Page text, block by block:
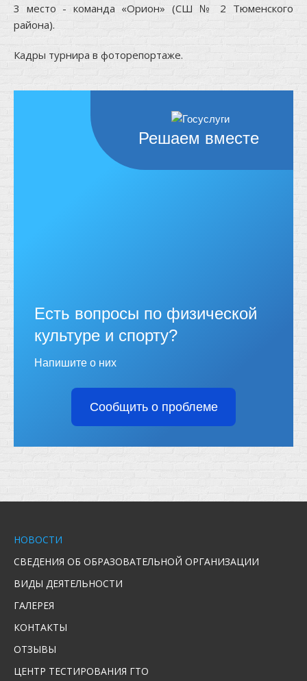
3 место - команда «Орион» (СШ № 2 Тюменского
района).
Кадры турнира в фоторепортаже.
Решаем вместе
Есть вопросы по физической
культуре и спорту?
Напишите о них
Сообщить о проблеме
НОВОСТИ
СВЕДЕНИЯ ОБ ОБРАЗОВАТЕЛЬНОЙ ОРГАНИЗАЦИИ
ВИДЫ ДЕЯТЕЛЬНОСТИ
ГАЛЕРЕЯ
КОНТАКТЫ
ОТЗЫВЫ
ЦЕНТР ТЕСТИРОВАНИЯ ГТО